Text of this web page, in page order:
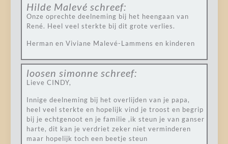
Hilde Malevé schreef:
Onze oprechte deelneming bij het heengaan van
René. Heel veel sterkte bij dit grote verlies.
Herman en Viviane Malevé-Lammens en kinderen
loosen simonne schreef:
Lieve CINDY,
Innige deelneming bij het overlijden van je papa,
heel veel sterkte en hopelijk vind je troost en begrip
bij je echtgenoot en je familie ,ik steun je van ganser
harte, dit kan je verdriet zeker niet verminderen
maar hopelijk toch een beetje steun